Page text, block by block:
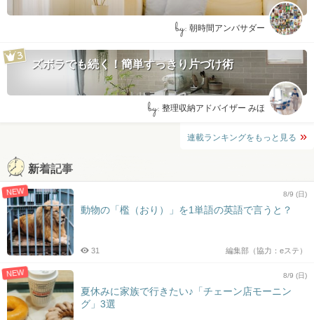
by: 朝時間アンバサダー
ズボラでも続く！簡単すっきり片づけ術
by: 整理収納アドバイザー みほ
連載ランキングをもっと見る
新着記事
NEW 8/9 (日)
動物の「檻（おり）」を1単語の英語で言うと？
編集部（協力：eステ）
31
NEW 8/9 (日)
夏休みに家族で行きたい♪「チェーン店モーニン
グ」3選